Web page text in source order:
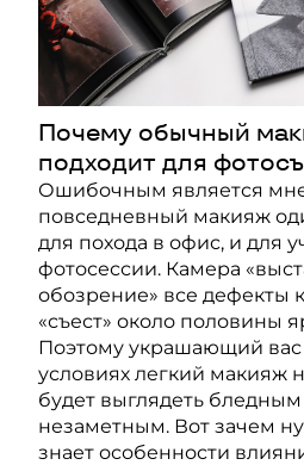
Почему обычный
подходит для
Ошибочным является
повседневный макияж
для похода в офис, и для
фотосессии. Камера
обозрение» все дефекты
«съест» около половины
Поэтому украшающий
условиях легкий макияж
будет выглядеть
незаметным. Вот зачем
знает особенности